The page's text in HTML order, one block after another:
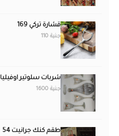
قشارة تركي 169
جنية 110
شربات سلوتير اوفيليا 1251
جنية 1600
طقم كنك جرانيت 54